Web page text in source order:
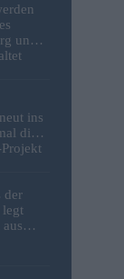
und
ins
die
der
legt